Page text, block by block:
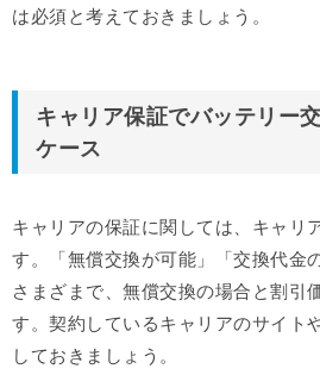
は必須と考えておきましょう。
キャリア保証でバッテリー
ケース
キャリアの保証に関しては、キャリ
す。「無償交換が可能」「交換代金
さまざまで、無償交換の場合と割引
す。契約しているキャリアのサイト
しておきましょう。